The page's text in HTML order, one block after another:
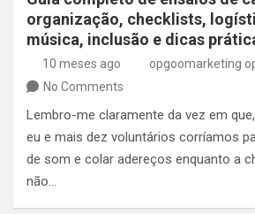
organização, checklists,
música, inclusão e dicas
10 meses ago
opgoomarketing
No Comments
Lembro-me claramente da vez em
eu e mais dez voluntários corríamos
de som e colar adereços enquanto a
não…